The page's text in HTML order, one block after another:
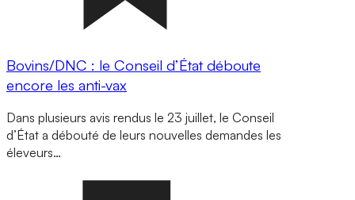
Bovins/DNC : le Conseil d’État déboute
encore les anti-vax
Dans plusieurs avis rendus le 23 juillet, le Conseil
d’État a débouté de leurs nouvelles demandes les
éleveurs…